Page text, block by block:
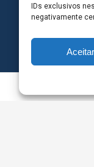
IDs exclusivos
negativamente
Aceitar